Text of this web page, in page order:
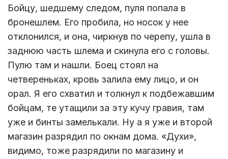
Бойцу, шедшему следом, пуля попала в
бронешлем. Его пробила, но носок у нее
отклонился, и она, чиркнув по черепу, ушла в
заднюю часть шлема и скинула его с головы.
Пулю там и нашли. Боец стоял на
четвереньках, кровь залила ему лицо, и он
орал. Я его схватил и толкнул к подбежавшим
бойцам, те утащили за эту кучу гравия, там
уже и бинты замелькали. Ну а я уже и второй
магазин разрядил по окнам дома. «Духи»,
видимо, тоже разрядили по магазину и